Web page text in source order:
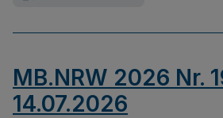
MB.NRW 2026 Nr.
14.07.2026